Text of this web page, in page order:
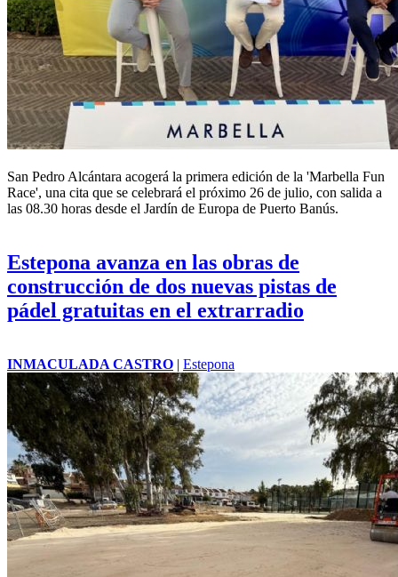
San Pedro Alcántara acogerá la primera edición de la 'Marbella Fun
Race', una cita que se celebrará el próximo 26 de julio, con salida a
las 08.30 horas desde el Jardín de Europa de Puerto Banús.
Estepona avanza en las obras de
construcción de dos nuevas pistas de
pádel gratuitas en el extrarradio
INMACULADA CASTRO | Estepona